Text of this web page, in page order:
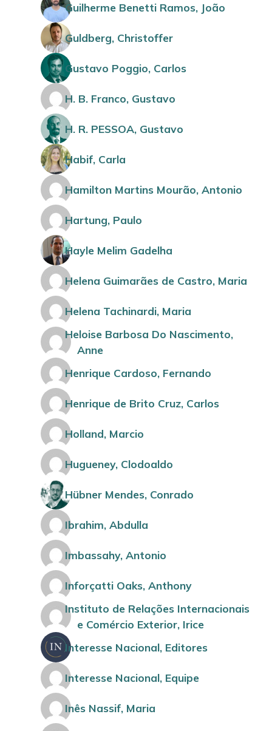
Guilherme Benetti Ramos, João
Guldberg, Christoffer
Gustavo Poggio, Carlos
H. B. Franco, Gustavo
H. R. PESSOA, Gustavo
Habif, Carla
Hamilton Martins Mourão, Antonio
Hartung, Paulo
Hayle Melim Gadelha
Helena Guimarães de Castro, Maria
Helena Tachinardi, Maria
Heloise Barbosa Do Nascimento,
Anne
Henrique Cardoso, Fernando
Henrique de Brito Cruz, Carlos
Holland, Marcio
Hugueney, Clodoaldo
Hübner Mendes, Conrado
Ibrahim, Abdulla
Imbassahy, Antonio
Inforçatti Oaks, Anthony
Instituto de Relações Internacionais
e Comércio Exterior, Irice
Interesse Nacional, Editores
Interesse Nacional, Equipe
Inês Nassif, Maria